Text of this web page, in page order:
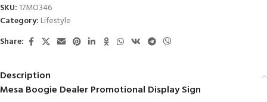
SKU: 17MO346
Category: Lifestyle
Share:
Description
Mesa Boogie Dealer Promotional Display Sign